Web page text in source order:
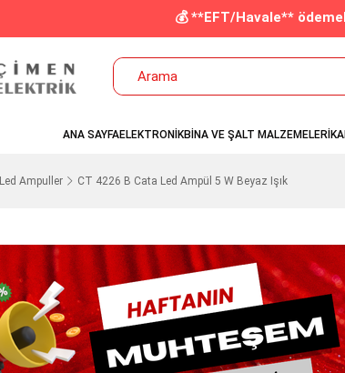
💰 **EFT/Havale**
ANA SAYFAELEKTRONİKBİNA VE ŞALT MALZEMELERİ
Led Ampuller CT 4226 B Cata Led Ampül 5 W Beyaz Işık